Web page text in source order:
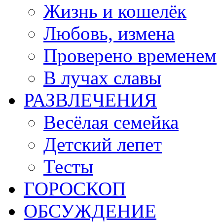
Жизнь и кошелёк
Любовь, измена
Проверено временем
В лучах славы
РАЗВЛЕЧЕНИЯ
Весёлая семейка
Детский лепет
Тесты
ГОРОСКОП
ОБСУЖДЕНИЕ